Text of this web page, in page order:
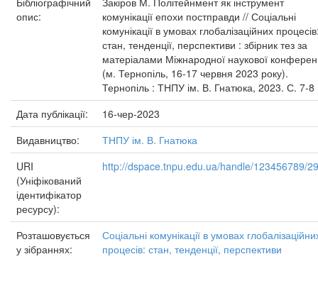
опис:
комунікації епохи постправди // Соціальні
комунікації в умовах глобалізаційних
стан, тенденції, перспективи : збірник тез за
матеріалами Міжнародної наукової
(м. Тернопіль, 16-17 червня 2023 року).
Тернопіль : ТНПУ ім. В. Гнатюка, 2023. С. 7-8
Дата публікації:
16-чер-2023
Видавництво:
ТНПУ ім. В. Гнатюка
URI
(Уніфікований
ідентифікатор
ресурсу):
http://dspace.tnpu.edu.ua/handle/123456789/
Розташовується
у зібраннях:
Соціальні комунікації в умовах
процесів: стан, тенденції, перспективи